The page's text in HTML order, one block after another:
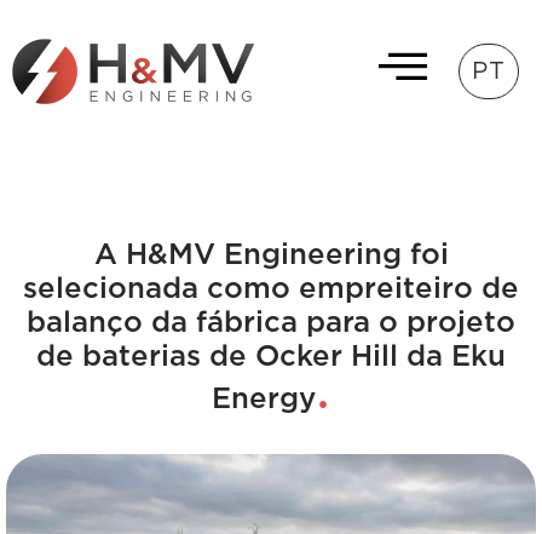
PT
A H&MV Engineering foi
selecionada como empreiteiro de
balanço da fábrica para o projeto
de baterias de Ocker Hill da Eku
Energy